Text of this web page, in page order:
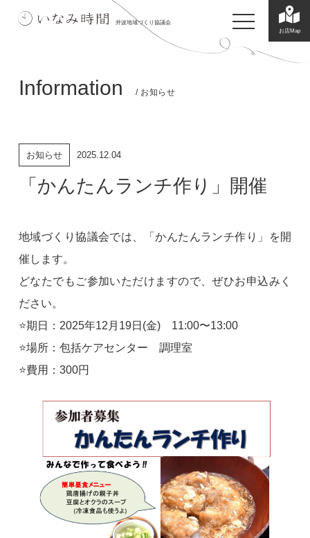
井波地域づくり協議会 toggle navigation
Information / お知らせ
お知らせ 2025.12.04
「かんたんランチ作り」開催
地域づくり協議会では、「かんたんランチ作り」を開
催します。
どなたでもご参加いただけますので、ぜひお申込みく
ださい。
⭐️期日：2025年12月19日(金) 11:00〜13:00
⭐️場所：包括ケアセンター 調理室
⭐️費用：300円
お店Map